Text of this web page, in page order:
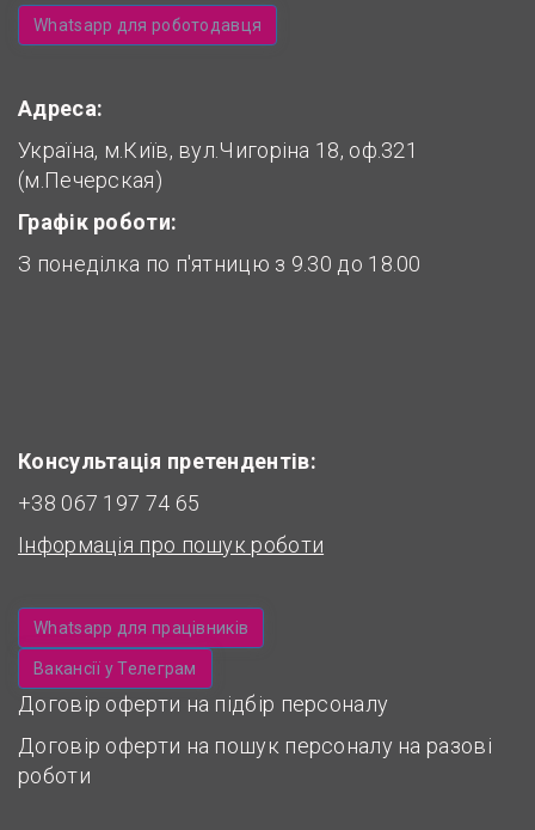
Whatsapp для роботодавця
Адреса:
Україна, м.Київ, вул.Чигоріна 18, оф.321
(м.Печерская)
Графік роботи:
З понеділка по п'ятницю з 9.30 до 18.00
Консультація претендентів:
+38 067 197 74 65
Інформація про пошук роботи
Whatsapp для працівників
Вакансії у Телеграм
Договір оферти на підбір персоналу
Договір оферти на пошук персоналу на разові
роботи